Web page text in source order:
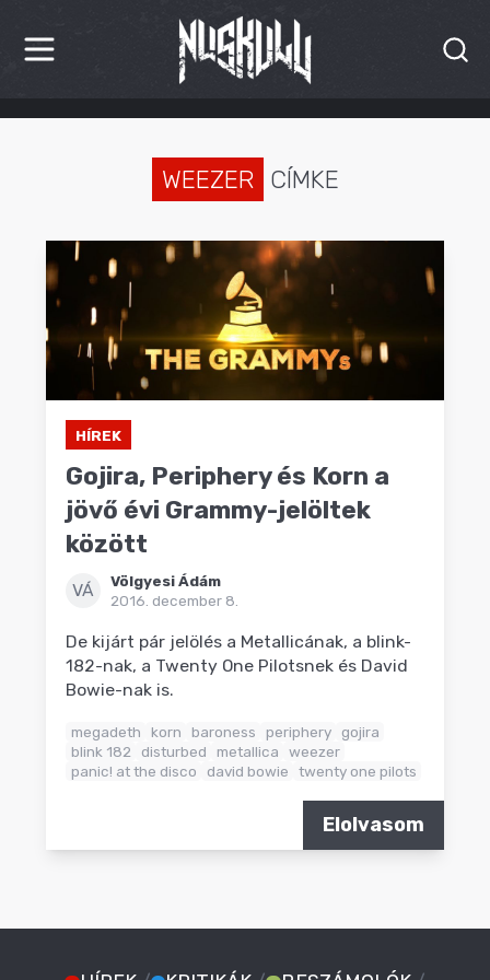
HÍREK
INTERJÚK
PREMIEREK
KULT
MÁSVILÁG
BLOG
WEEZER CÍMKE
HÍREK
Gojira, Periphery és Korn a
jövő évi Grammy-jelöltek
között
VÁ
Völgyesi Ádám
2016. december 8.
De kijárt pár jelölés a Metallicának, a blink-
182-nak, a Twenty One Pilotsnek és David
Bowie-nak is.
megadeth korn baroness periphery
gojira
blink 182
disturbed metallica
weezer
panic! at the disco
david bowie twenty one pilots
Elolvasom